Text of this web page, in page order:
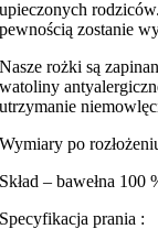
upieczonych
pewnością zostanie
Nasze rożki są
watoliny
utrzymanie
Wymiary po
Skład – bawełna
Specyfikacja prania :